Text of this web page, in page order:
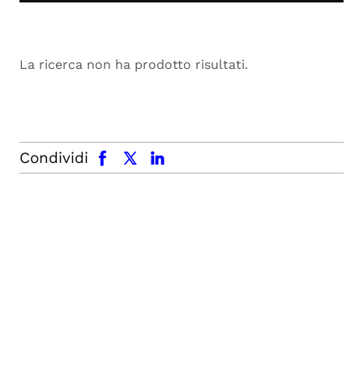
La ricerca non ha prodotto risultati.
Condividi
facebook x.com linkedin